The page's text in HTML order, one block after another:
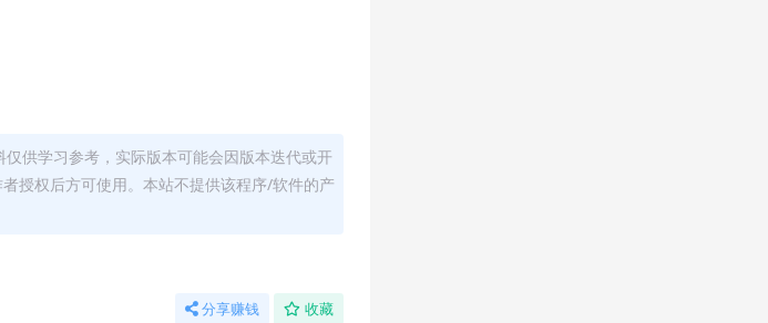
仅供学习参考，实际版本可能会因版本迭代或开
授权后方可使用。本站不提供该程序/软件的产
分享赚钱 收藏